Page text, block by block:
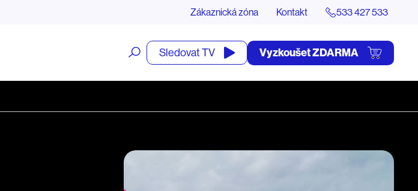
Zákaznická zóna Kontakt 533 427 533
Otevřít
vyhledávání
Sledovat TV Vyzkoušet ZDARMA